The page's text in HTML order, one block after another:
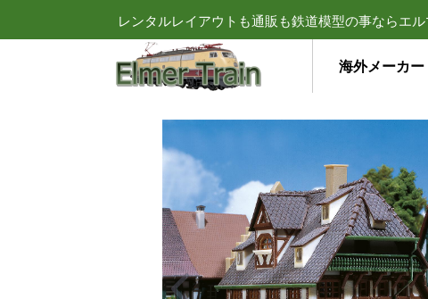
レンタルレイアウトも通販も鉄道模型の事ならエ
海外メーカー